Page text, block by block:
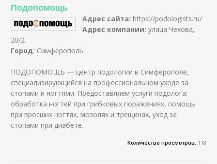
Подопомощь
Адрес сайта: https://podologists.ru/
Адрес компании:улица Чехова,
20/2
Город: Симферополь
ПОДОПОМОЩЬ — центр подологии в Симферополе,
специализирующийся на профессиональном уходе за
стопами и ногтями. Предоставляем услуги подолога:
обработка ногтей при грибковых поражениях, помощь
при вросших ногтях, мозолях и трещинах, уход за
стопами при диабете.
Количество просмотров: 118